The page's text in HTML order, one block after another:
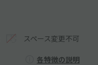
スペース変更不可
各特徴の説明